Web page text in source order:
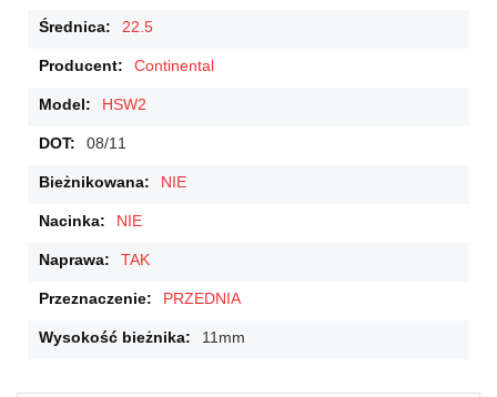
22.5
Continental
HSW2
08/11
NIE
NIE
TAK
PRZEDNIA
11mm